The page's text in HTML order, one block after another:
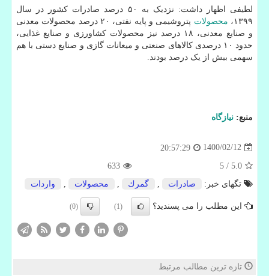
لطیفی اظهار داشت: نزدیک به ۵۰ درصد صادرات کشور در سال
۱۳۹۹،
محصولات
پتروشیمی و پایه نفتی، ۲۰ درصد محصولات معدنی
و صنایع معدنی، ۱۸ درصد نیز محصولات کشاورزی و صنایع غذایی،
حدود ۱۰ درصدی کالاهای صنعتی و میعانات گازی و صنایع دستی با هم
سهمی بیش از یک درصد بودند.
منبع: نیازگاه
1400/02/12
20:57:29
5.0
/
5
633
تگهای خبر:
صادرات گمرك محصولات واردات
این مطلب را می پسندید؟ (1)
(0)
تازه ترین مطالب مرتبط